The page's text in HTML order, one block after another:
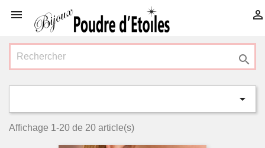
 


Affichage 1-20 de 20 article(s)